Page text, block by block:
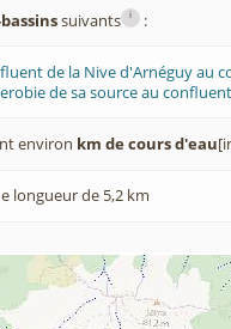
suivants i :
de la Nive d'Arnéguy au
de sa source au
environ km de cours d'eau
longueur de 5,2 km